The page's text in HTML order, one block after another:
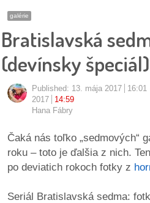
názory
blogy
rozhovory
fotky
protesty
granty
pozvánky
galérie
Bratislavská
(devínsky špeciál)
Published: 13. mája 2017 16:01
2017
14:59
Hana Fábry
Čaká nás toľko „sedmových“
roku – toto je ďalšia z nich.
po deviatich rokoch fotky z
Seriál Bratislavská sedma: